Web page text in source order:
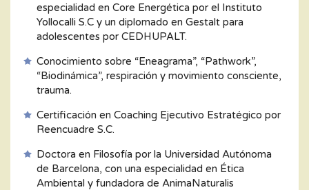
especialidad en Core Energética por el Instituto
Yollocalli S.C y un diplomado en Gestalt para
adolescentes por CEDHUPALT.
Conocimiento sobre “Eneagrama”, “Pathwork”,
“Biodinámica”, respiración y movimiento consciente,
trauma.
Certificación en Coaching Ejecutivo Estratégico por
Reencuadre S.C.
Doctora en Filosofía por la Universidad Autónoma
de Barcelona, con una especialidad en Ética
Ambiental y fundadora de AnimaNaturalis